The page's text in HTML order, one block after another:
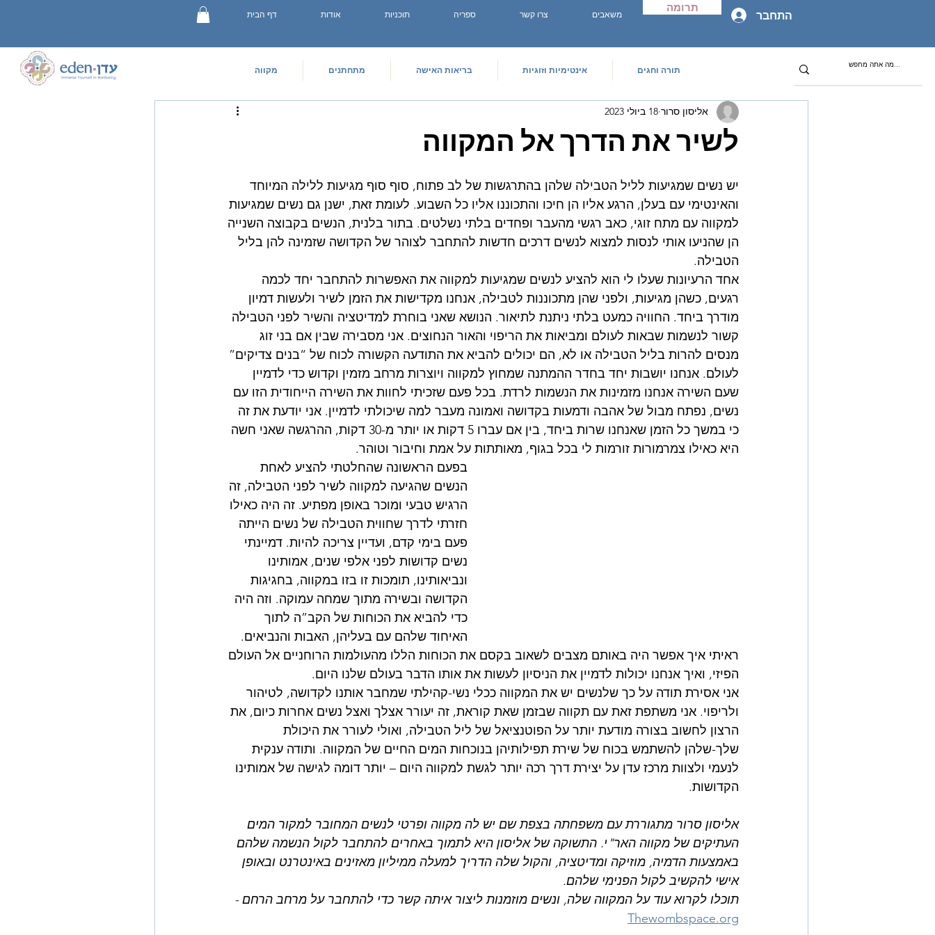
דף הבית אודות תוכניות ספריה צרו קשר משאבים
תרומה
התחבר
מקווה מתחתנים בריאות האישה אינטימיות וזוגיות תורה וחגים
לשיר את הדרך אל המקווה
אליסון סרור 18 ביולי 2023
יש נשים שמגיעות לליל הטבילה שלהן בהתרגשות של לב פתוח, סוף סוף מגיעות ללילה המיוחד
והאינטימי עם בעלן, הרגע אליו הן חיכו והתכוננו אליו כל השבוע. לעומת זאת, ישנן גם נשים שמגיעות
למקווה עם מתח זוגי, כאב רגשי מהעבר ופחדים בלתי נשלטים. בתור בלנית, הנשים בקבוצה השנייה
הן שהניעו אותי לנסות למצוא לנשים דרכים חדשות להתחבר לצוהר של הקדושה שזמינה להן בליל
הטבילה.
אחד הרעיונות שעלו לי הוא להציע לנשים שמגיעות למקווה את האפשרות להתחבר יחד לכמה
רגעים, כשהן מגיעות, ולפני שהן מתכוננות לטבילה, אנחנו מקדישות את הזמן לשיר ולעשות דמיון
מודרך ביחד. החוויה כמעט בלתי ניתנת לתיאור. הנושא שאני בוחרת למדיטציה והשיר לפני הטבילה
קשור לנשמות שבאות לעולם ומביאות את הריפוי והאור הנחוצים. אני מסבירה שבין אם בני זוג
מנסים להרות בליל הטבילה או לא, הם יכולים להביא את התודעה הקשורה לכוח של “בנים צדיקים”
לעולם. אנחנו יושבות יחד בחדר ההמתנה שמחוץ למקווה ויוצרות מרחב מזמין וקדוש כדי לדמיין
שעם השירה אנחנו מזמינות את הנשמות לרדת. בכל פעם שזכיתי לחוות את השירה הייחודית הזו עם
נשים, נפתח מבול של אהבה ודמעות בקדושה ואמונה מעבר למה שיכולתי לדמיין. אני יודעת את זה
כי במשך כל הזמן שאנחנו שרות ביחד, בין אם עברו 5 דקות או יותר מ-30 דקות, ההרגשה שאני חשה
היא כאילו צמרמורות זורמות לי בכל בגוף, מאותתות על אמת וחיבור וטוהר.
בפעם הראשונה שהחלטתי להציע לאחת
הנשים שהגיעה למקווה לשיר לפני הטבילה, זה
הרגיש טבעי ומוכר באופן מפתיע. זה היה כאילו
חזרתי לדרך שחווית הטבילה של נשים הייתה
פעם בימי קדם, ועדיין צריכה להיות. דמיינתי
נשים קדושות לפני אלפי שנים, אמותינו
ונביאותינו, תומכות זו בזו במקווה, בחגיגות
הקדושה ובשירה מתוך שמחה עמוקה. וזה היה
כדי להביא את הכוחות של הקב”ה לתוך
האיחוד שלהם עם בעליהן, האבות והנביאים.
ראיתי איך אפשר היה באותם מצבים לשאוב בקסם את הכוחות הללו מהעולמות הרוחניים אל העולם
הפיזי, ואיך אנחנו יכולות לדמיין את הניסיון לעשות את אותו הדבר בעולם שלנו היום.
אני אסירת תודה על כך שלנשים יש את המקווה ככלי נשי-קהילתי שמחבר אותנו לקדושה, לטיהור
ולריפוי. אני משתפת זאת עם תקווה שבזמן שאת קוראת, זה יעורר אצלך ואצל נשים אחרות כיום, את
הרצון לחשוב בצורה מודעת יותר על הפוטנציאל של ליל הטבילה, ואולי לעורר את היכולת
שלך-שלהן להשתמש בכוח של שירת תפילותיהן בנוכחות המים החיים של המקווה. ותודה ענקית
לנעמי ולצוות מרכז עדן על יצירת דרך רכה יותר לגשת למקווה היום – יותר דומה לגישה של אמותינו
הקדושות.
אליסון סרור מתגוררת עם משפחתה בצפת שם יש לה מקווה ופרטי לנשים המחובר למקור המים
העתיקים של מקווה האר"י. התשוקה של אליסון היא לתמוך באחרים להתחבר לקול הנשמה שלהם
באמצעות הדמיה, מוזיקה ומדיטציה, והקול שלה הדריך למעלה ממיליון מאזינים באינטרנט ובאופן
אישי להקשיב לקול הפנימי שלהם.
תוכלו לקרוא עוד על המקווה שלה, ונשים מוזמנות ליצור איתה קשר כדי להתחבר על מרחב הרחם -
Thewombspace.org